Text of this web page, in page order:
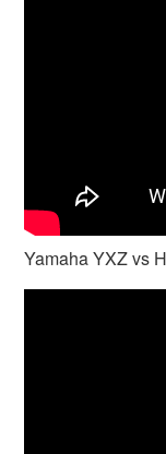
Yamaha YXZ vs